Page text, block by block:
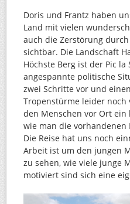
Doris und Frantz haben
Land mit vielen
auch die Zerstörung
sichtbar. Die Landschaft
Höchste Berg ist der Pic
angespannte politische
zwei Schritte vor und
Tropenstürme leider
den Menschen vor Ort
wie man die vorhandenen
Die Reise hat uns noch
Arbeit ist um den jungen
zu sehen, wie viele junge
motiviert sind sich eine